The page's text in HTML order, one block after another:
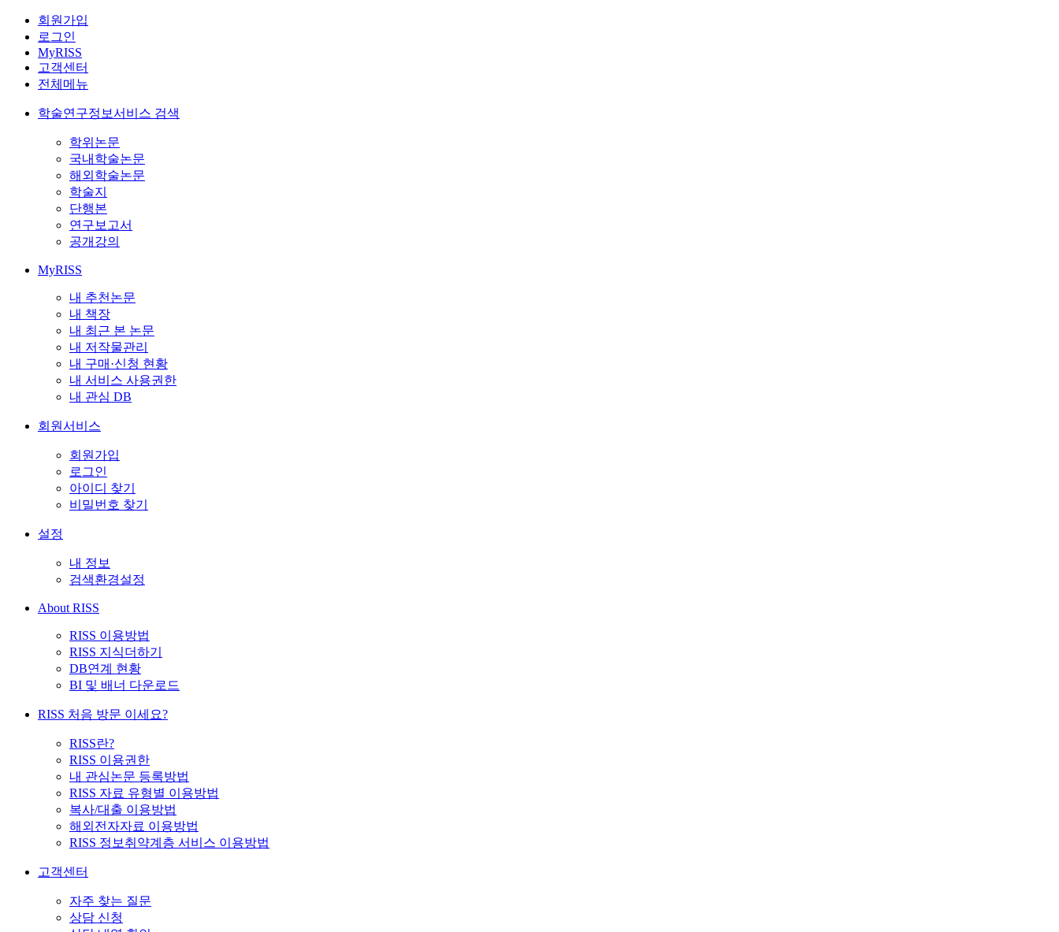
회원가입
로그인
MyRISS
고객센터
전체메뉴
학술연구정보서비스 검색
학위논문
국내학술논문
해외학술논문
학술지
단행본
연구보고서
공개강의
MyRISS
내 추천논문
내 책장
내 최근 본 논문
내 저작물관리
내 구매·신청 현황
내 서비스 사용권한
내 관심 DB
회원서비스
회원가입
로그인
아이디 찾기
비밀번호 찾기
설정
내 정보
검색환경설정
About RISS
RISS 이용방법
RISS 지식더하기
DB연계 현황
BI 및 배너 다운로드
RISS 처음 방문 이세요?
RISS란?
RISS 이용권한
내 관심논문 등록방법
RISS 자료 유형별 이용방법
복사/대출 이용방법
해외전자자료 이용방법
RISS 정보취약계층 서비스 이용방법
고객센터
자주 찾는 질문
상담 신청